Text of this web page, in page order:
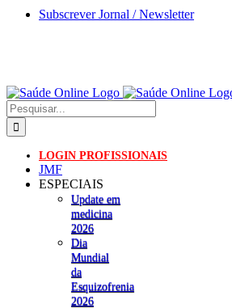
Skip
Subscrever Jornal / Newsletter
Pesquisar
LOGIN PROFISSIONAIS
JMF
ESPECIAIS
Update em
medicina
2026
Dia
Mundial
da
Esquizofrenia
2026